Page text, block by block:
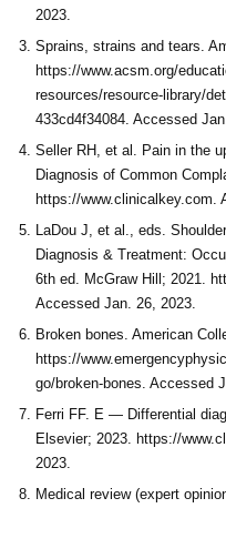
2023.
Sprains, strains and tears.
https://www.acsm.org/
resources/resource-library/
433cd4f34084. Accessed
Seller RH, et al. Pain in the
Diagnosis of Common
https://www.clinicalkey.com.
LaDou J, et al., eds.
Diagnosis & Treatment:
6th ed. McGraw Hill; 2021.
Accessed Jan. 26, 2023.
Broken bones. American
https://
go/broken-bones. Accessed
Ferri FF. E — Differential
Elsevier; 2023. https://
2023.
Medical review (expert